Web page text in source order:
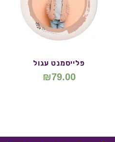
פלייסמנט עגול
₪79.00